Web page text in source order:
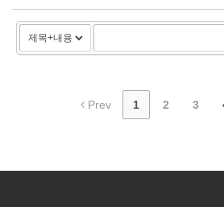
Prev 1 2 3